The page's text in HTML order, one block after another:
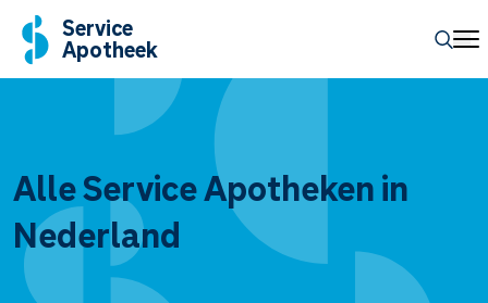
Service
Apotheek
Alle Service Apotheken in
Nederland